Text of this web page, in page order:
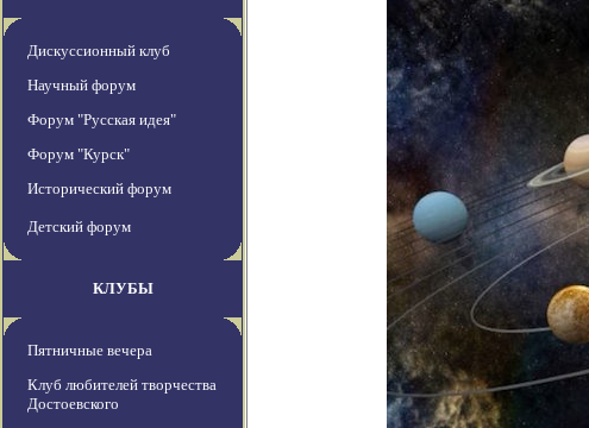
Дискуссионный клуб
Научный форум
Форум "Русская идея"
Форум "Курск"
Исторический форум
Детский форум
КЛУБЫ
Пятничные вечера
Клуб любителей творчества
Достоевского